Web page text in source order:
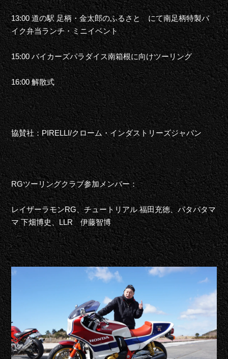
13:00 道の駅 足柄・金太郎のふるさと にて南足柄特製バ
イク弁当ランチ・ミニイベント
15:00 バイカーズパラダイス南箱根に向けツーリング
16:00 解散式
協賛社：PIRELLI/クローム・インダストリーズジャパン
RGツーリングクラブ参加メンバー：
レイザーラモンRG、チュートリアル 福田充徳、パタパタマ
マ 下畑博史、LLR 伊藤智博